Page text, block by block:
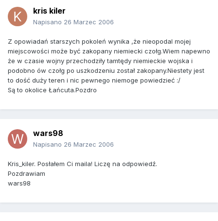
kris kiler
Napisano 26 Marzec 2006
Z opowiadań starszych pokoleń wynika ,że nieopodal mojej
miejscowości może być zakopany niemiecki czołg.Wiem napewno
że w czasie wojny przechodziły tamtędy niemieckie wojska i
podobno ów czołg po uszkodzeniu został zakopany.Niestety jest
to dość duży teren i nic pewnego niemoge powiedzieć :/
Są to okolice Łańcuta.Pozdro
wars98
Napisano 26 Marzec 2006
Kris_kiler. Posłałem Ci maila! Liczę na odpowiedź.
Pozdrawiam
wars98